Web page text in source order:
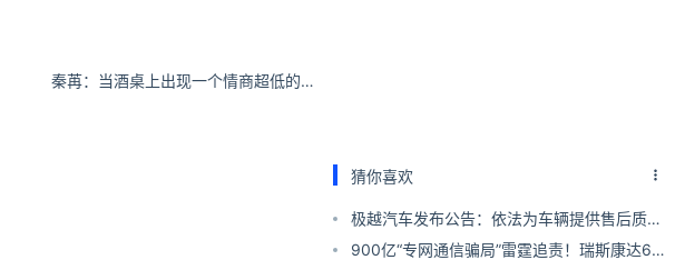
秦苒：当酒桌上出现一个情商超低的人，这把高端局
猜你喜欢
极越汽车发布公告：依法为车辆提供售后质保
服务
900亿“专网通信骗局”雷霆追责！瑞斯康达60